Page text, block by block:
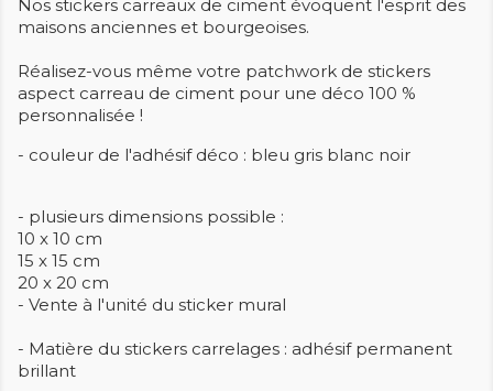
Nos stickers carreaux de ciment évoquent l'esprit des
maisons anciennes et bourgeoises.
Réalisez-vous même votre patchwork de stickers
aspect carreau de ciment pour une déco 100 %
personnalisée !
- couleur de l'adhésif déco : bleu gris blanc noir
- plusieurs dimensions possible :
10 x 10 cm
15 x 15 cm
20 x 20 cm
- Vente à l'unité du sticker mural
- Matière du stickers carrelages : adhésif permanent
brillant